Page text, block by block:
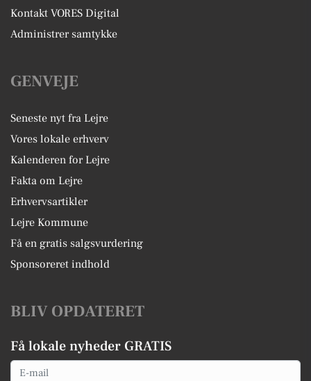
Kontakt VORES Digital
Administrer samtykke
GENVEJE
Seneste nyt fra Lejre
Vores lokale erhverv
Kalenderen for Lejre
Fakta om Lejre
Erhvervsartikler
Lejre Kommune
Få en gratis salgsvurdering
Sponsoreret indhold
BLIV OPDATERET
Få lokale nyheder GRATIS
Email